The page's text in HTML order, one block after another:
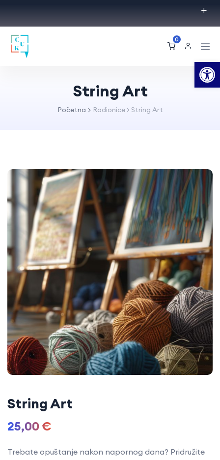
0
String Art
Početna Radionice> String Art
String Art
25,00 €
Trebate opuštanje nakon napornog dana? Pridružite